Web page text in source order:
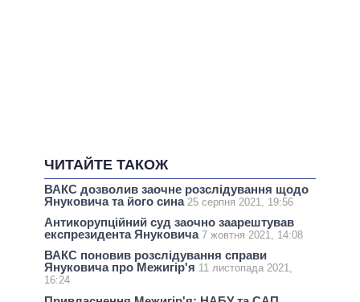
ЧИТАЙТЕ ТАКОЖ
ВАКС дозволив заочне розслідування щодо
Януковича та його сина 25 серпня 2021, 19:56
Антикорупційний суд заочно заарештував
експрезидента Януковича 7 жовтня 2021, 14:08
ВАКС поновив розслідування справи
Януковича про Межигір'я 11 листопада 2021,
16:24